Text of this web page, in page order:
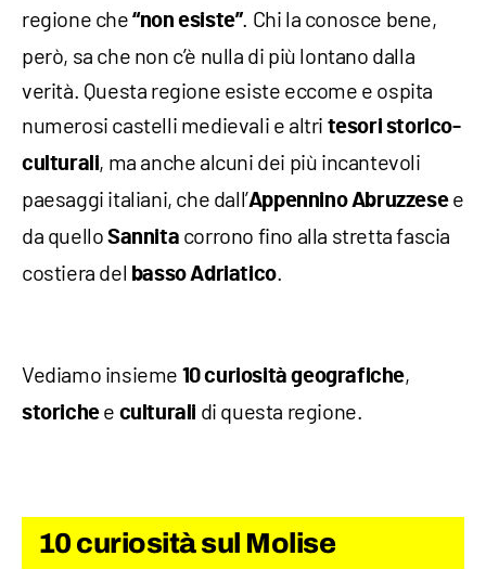
regione che“non esiste”. Chi la conosce bene,
però, sa che non c’è nulla di più lontano dalla
verità. Questa regione esiste eccome e ospita
numerosi castelli medievali e altri tesori storico-
culturali, ma anche alcuni dei più incantevoli
paesaggi italiani, che dall’Appennino Abruzzesee
da quello Sannita corrono fino alla stretta fascia
costiera del basso Adriatico.
Vediamo insieme 10 curiosità geografiche,
storichee culturali di questa regione.
10 curiosità sul Molise